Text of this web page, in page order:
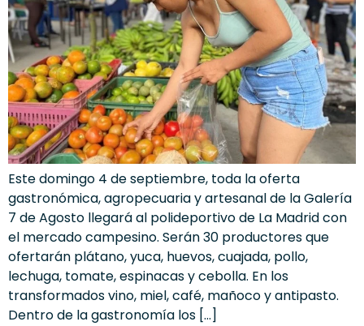
Este domingo 4 de septiembre, toda la oferta
gastronómica, agropecuaria y artesanal de la Galería
7 de Agosto llegará al polideportivo de La Madrid con
el mercado campesino. Serán 30 productores que
ofertarán plátano, yuca, huevos, cuajada, pollo,
lechuga, tomate, espinacas y cebolla. En los
transformados vino, miel, café, mañoco y antipasto.
Dentro de la gastronomía los […]